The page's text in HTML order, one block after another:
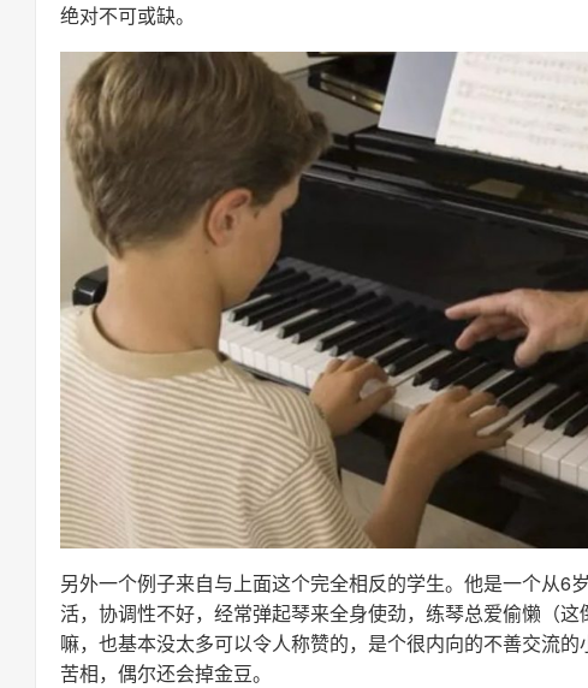
绝对不可或缺。
另外一个例子来自与上面这个完全相反的学生。他是一个从6
活，协调性不好，经常弹起琴来全身使劲，练琴总爱偷懒（
嘛，也基本没太多可以令人称赞的，是个很内向的不善交流
苦相，偶尔还会掉金豆。